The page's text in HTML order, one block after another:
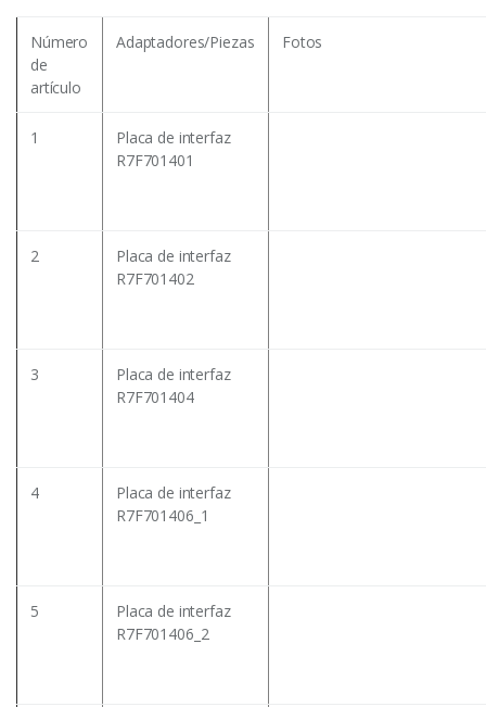
Número
de
artículo
Adaptadores/Piezas Fotos
1
Placa de interfaz
R7F701401
2
Placa de interfaz
R7F701402
3
Placa de interfaz
R7F701404
4
Placa de interfaz
R7F701406_1
5
Placa de interfaz
R7F701406_2